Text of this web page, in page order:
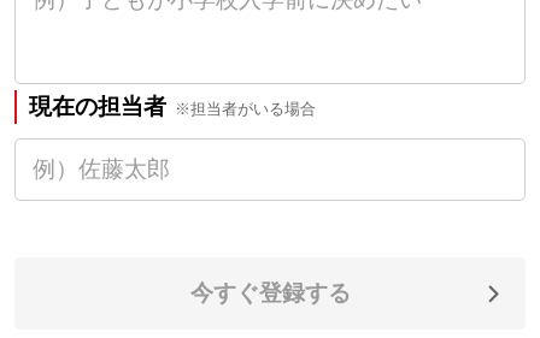
現在の担当者 ※担当者がいる場合
今すぐ登録する